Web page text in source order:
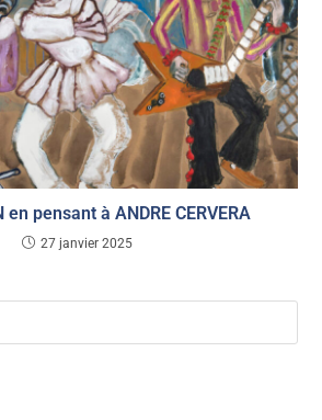
en pensant à ANDRE CERVERA
27 janvier 2025